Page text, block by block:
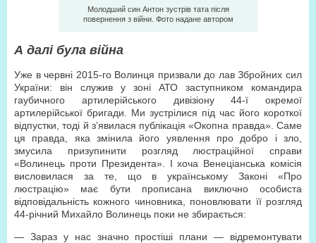
Молодший син Антон зустрів тата після
повернення з війни. Фото надане автором
А далі була війна
Уже в червні 2015-го Волинця призвали до лав Збройних сил
України: він служив у зоні АТО заступником командира
гаубичного артилерійського дивізіону 44-ї окремої
артилерійської бригади. Ми зустрілися під час його короткої
відпустки, тоді й з’явилася публікація «Окопна правда». Саме
ця правда, яка змінила його уявлення про добро і зло,
змусила призупинити розгляд люстраційної справи
«Волинець проти Президента». І хоча Венеціанська комісія
висловилася за те, що в українському Законі «Про
люстрацію» має бути прописана виключно особиста
відповідальність кожного чиновника, поновлювати її розгляд
44-річний Михайло Волинець поки не збирається:
— Зараз у нас значно простіші плани — відремонтувати